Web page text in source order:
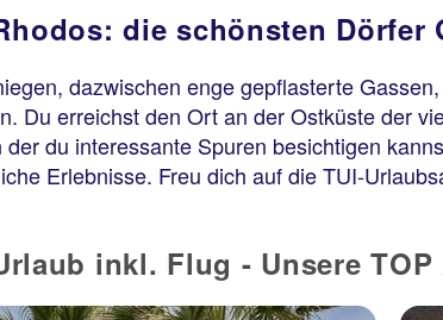
die schönsten Dörfer
dazwischen enge gepflasterte
Du erreichst den Ort an der Ostküste der
du interessante Spuren besichtigen
Erlebnisse. Freu dich auf die TUI-
inkl. Flug - Unsere